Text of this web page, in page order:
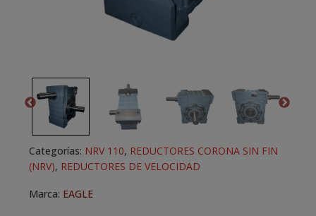
Categorías: NRV 110, REDUCTORES CORONA SIN FIN
(NRV), REDUCTORES DE VELOCIDAD
Marca: EAGLE